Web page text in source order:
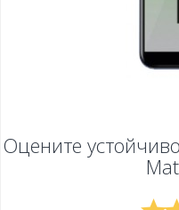
Оцените